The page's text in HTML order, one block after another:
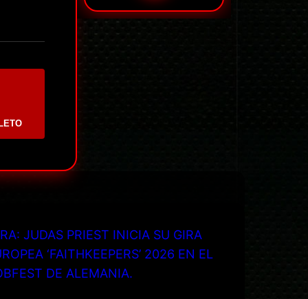
JUDAS PRIEST INICIA SU GIRA
‘FAITHKEEPERS’ 2026 EN EL
DE ALEMANIA.